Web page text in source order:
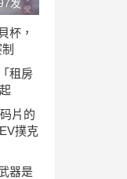
发
温泉
杯，
租房
片的
撲克
器是